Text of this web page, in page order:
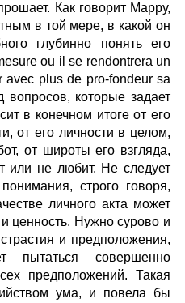
Как говорит Марру,
в той мере, в какой он
глубинно понять его
ou il se rendontrera un
avec plus de pro-fondeur sa
которые задает
в конечном итоге от его
от его личности в целом,
от широты его взгляда,
или не любит. Не следует
строго говоря,
личного акта может
ценность. Нужно сурово и
и предположения,
пытаться совершенно
предположений. Такая
ума, и повела бы